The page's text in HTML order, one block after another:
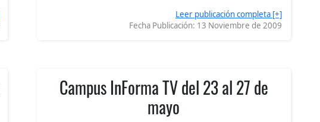
Leer publicación completa [+]
Fecha Publicación: 13 Noviembre de 2009
Campus InForma TV del 23 al 27 de
mayo